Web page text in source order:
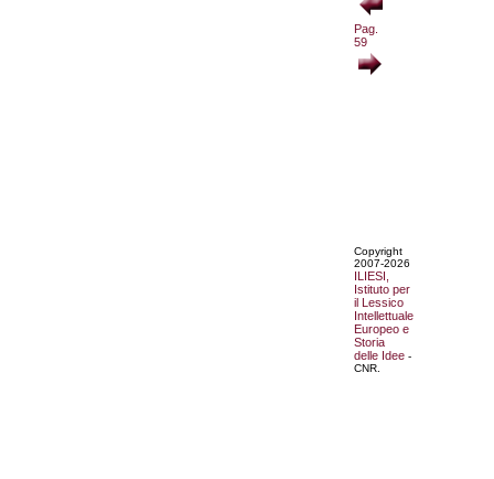
Pag.
59
Copyright
2007-2026
ILIESI,
Istituto per
il Lessico
Intellettuale
Europeo e
Storia
delle Idee -
CNR.